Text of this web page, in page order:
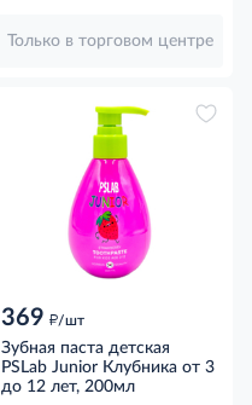
Только в торговом центре
369 д/шт
Зубная паста детская
PSLab Junior Клубника от 3
до 12 лет, 200мл